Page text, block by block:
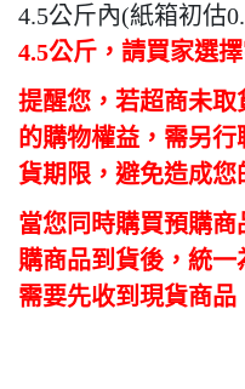
4.5公斤內(紙箱初估
4.5公斤，請買家選
提醒您，若超商未取
的購物權益，需另
貨期限，避免造成您
當您同時購買預購
購商品到貨後，統
需要先收到現貨商品